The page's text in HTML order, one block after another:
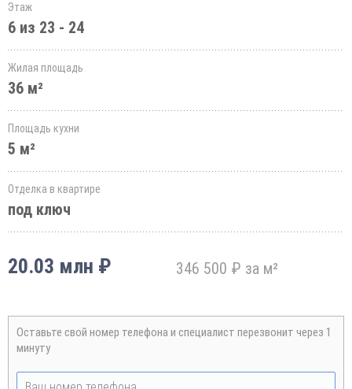
Этаж
6 из 23 - 24
Жилая площадь
36 м²
Площадь кухни
5 м²
Отделка в квартире
под ключ
20.03 млн ₽ 346 500 ₽ за м²
Оставьте свой номер телефона и специалист перезвонит через 1
минуту